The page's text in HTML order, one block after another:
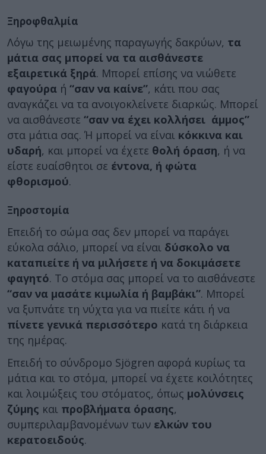
Ξηροφθαλμία
Λόγω της μειωμένης παραγωγής δακρύων, τα
μάτια σας μπορεί να τα αισθάνεστε
εξαιρετικά ξηρά. Μπορεί επίσης να νιώθετε
φαγούρα ή “σαν να καίνε”, κάτι που σας
αναγκάζει να τα ανοιγοκλείνετε διαρκώς. Μπορεί
να αισθάνεστε “σαν να έχει κολλήσει άμμος”
στα μάτια σας. Ή μπορεί να είναι κόκκινα και
υδαρή, και μπορεί να έχετε θολή όραση, ή να
είστε ευαίσθητοι σε έντονα, ή φώτα
φθορισμού.
Ξηροστομία
Επειδή το σώμα σας δεν μπορεί να παράγει
εύκολα σάλιο, μπορεί να είναι δύσκολο να
καταπιείτε ή να μιλήσετε ή να δοκιμάσετε
φαγητό. Το στόμα σας μπορεί να το αισθάνεστε
“σαν να μασάτε κιμωλία ή βαμβάκι”. Μπορεί
να ξυπνάτε τη νύχτα για να πιείτε κάτι ή να
πίνετε γενικά περισσότερο κατά τη διάρκεια
της ημέρας.
Επειδή το σύνδρομο Sjögren αφορά κυρίως τα
μάτια και το στόμα, μπορεί να έχετε κοιλότητες
και λοιμώξεις του στόματος, όπως μολύνσεις
ζύμης και προβλήματα όρασης,
συμπεριλαμβανομένων των ελκών του
κερατοειδούς.